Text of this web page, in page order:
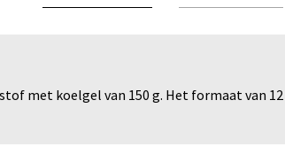
met koelgel van 150 g. Het formaat van